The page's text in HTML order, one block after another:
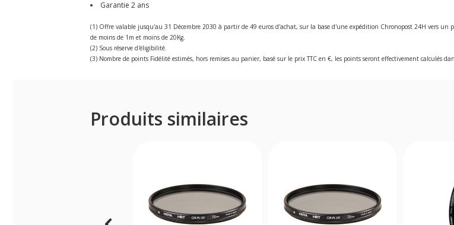
Garantie 2 ans
(1) Offre valable jusqu'au 31 Décembre 2030 à partir de 49 euros d'achat, sur la base d'une expédition Chronopost 24H vers
de moins de 1m et moins de 20Kg.
(2) Sous réserve d'éligibilité.
(3) Nombre de points Fidélité estimés, hors remises au panier, basé sur le prix TTC en €, les points seront effectivement calculés
Produits similaires